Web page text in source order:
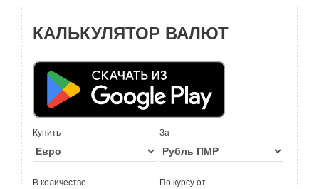
КАЛЬКУЛЯТОР ВАЛЮТ
Купить За
В количестве По курсу от